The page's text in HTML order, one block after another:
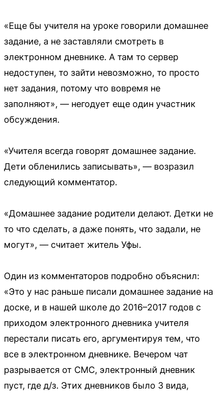
«Еще бы учителя на уроке говорили домашнее
задание, а не заставляли смотреть в
электронном дневнике. А там то сервер
недоступен, то зайти невозможно, то просто
нет задания, потому что вовремя не
заполняют», — негодует еще один участник
обсуждения.
«Учителя всегда говорят домашнее задание.
Дети обленились записывать», — возразил
следующий комментатор.
«Домашнее задание родители делают. Детки не
то что сделать, а даже понять, что задали, не
могут», — считает житель Уфы.
Один из комментаторов подробно объяснил:
«Это у нас раньше писали домашнее задание на
доске, и в нашей школе до 2016–2017 годов с
приходом электронного дневника учителя
перестали писать его, аргументируя тем, что
все в электронном дневнике. Вечером чат
разрывается от СМС, электронный дневник
пуст, где д/з. Этих дневников было 3 вида,